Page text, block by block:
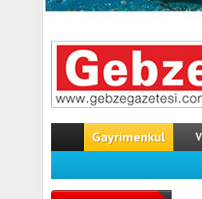
Gayrimenkul